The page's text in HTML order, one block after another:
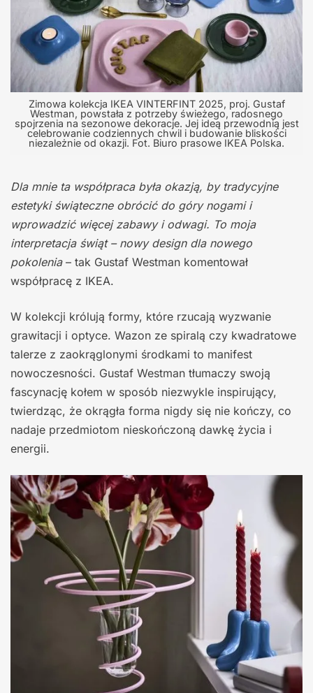
Zimowa kolekcja IKEA VINTERFINT 2025, proj. Gustaf
Westman, powstała z potrzeby świeżego, radosnego
spojrzenia na sezonowe dekoracje. Jej ideą przewodnią jest
celebrowanie codziennych chwil i budowanie bliskości
niezależnie od okazji. Fot. Biuro prasowe IKEA Polska.
Dla mnie ta współpraca była okazją, by tradycyjne
estetyki świąteczne obrócić do góry nogami i
wprowadzić więcej zabawy i odwagi. To moja
interpretacja świąt – nowy design dla nowego
pokolenia– tak Gustaf Westman komentował
współpracę z IKEA.
W kolekcji królują formy, które rzucają wyzwanie
grawitacji i optyce. Wazon ze spiralą czy kwadratowe
talerze z zaokrąglonymi środkami to manifest
nowoczesności. Gustaf Westman tłumaczy swoją
fascynację kołem w sposób niezwykle inspirujący,
twierdząc, że okrągła forma nigdy się nie kończy, co
nadaje przedmiotom nieskończoną dawkę życia i
energii.